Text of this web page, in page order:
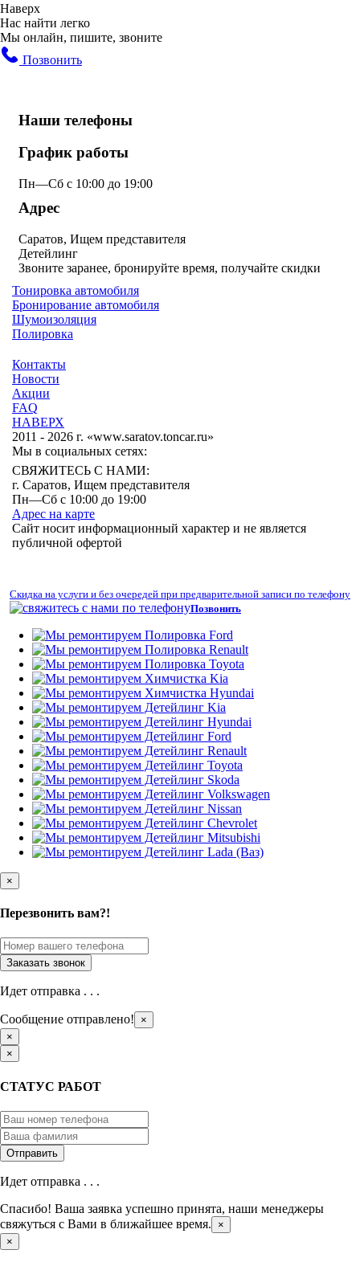
Наверх
Нас найти легко
Мы онлайн, пишите, звоните
Позвонить
Наши телефоны
График работы
Пн—Сб с 10:00 до 19:00
Адрес
Саратов, Ищем представителя
Детейлинг
Звоните заранее, бронируйте время, получайте скидки
Контакты
Новости
Акции
FAQ
НАВЕРХ
2011 - 2026 г. «www.saratov.toncar.ru»
Тонировка автомобиля
Бронирование автомобиля
Шумоизоляция
Полировка
Мы в социальных сетях:
СВЯЖИТЕСЬ С НАМИ:
г. Саратов, Ищем представителя
Пн—Сб с 10:00 до 19:00
Адрес на карте
Сайт носит информационный характер и не является
публичной офертой
Скидка на услуги и без очередей при предварительной записи по телефону
Позвонить
×
Перезвонить вам?!
Идет отправка . . .
Сообщение отправлено!
×
×
×
СТАТУС РАБОТ
Идет отправка . . .
Спасибо! Ваша заявка успешно принята, наши менеджеры
свяжуться с Вами в ближайшее время.
×
×